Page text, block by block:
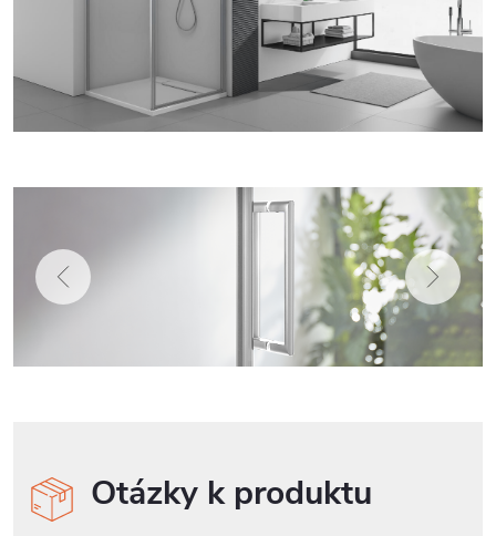
Otázky k produktu